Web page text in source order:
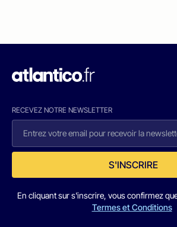
RECEVEZ NOTRE NEWSLETTER
S'INSCRIRE
En cliquant sur s'inscrire, vous confirmez
Termes et Conditions